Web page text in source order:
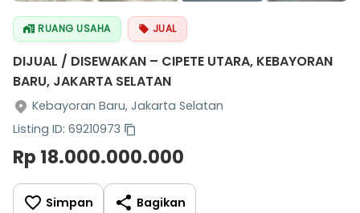
RUANG USAHA JUAL
DIJUAL / DISEWAKAN – CIPETE UTARA, KEBAYORAN
BARU, JAKARTA SELATAN
Kebayoran Baru, Jakarta Selatan
Listing ID: 69210973
Rp 18.000.000.000
Simpan Bagikan